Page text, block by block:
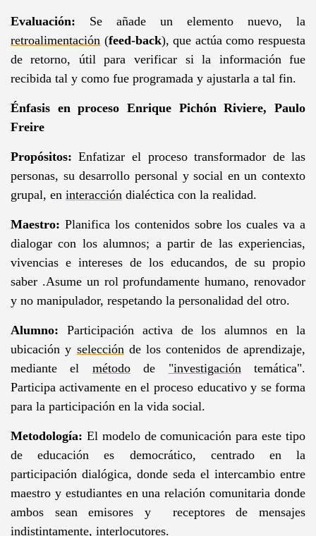
Evaluación: Se añade un elemento nuevo, la
retroalimentación(feed-back), que actúa como respuesta
de retorno, útil para verificar si la información fue
recibida tal y como fue programada y ajustarla a tal fin.
Énfasis en proceso Enrique Pichón Riviere, Paulo
Freire
Propósitos: Enfatizar el proceso transformador de las
personas, su desarrollo personal y social en un contexto
grupal, en interaccióndialéctica con la realidad.
Maestro: Planifica los contenidos sobre los cuales va a
dialogar con los alumnos; a partir de las experiencias,
vivencias e intereses de los educandos, de su propio
saber .Asume un rol profundamente humano, renovador
y no manipulador, respetando la personalidad del otro.
Alumno: Participación activa de los alumnos en la
ubicación y selecciónde los contenidos de aprendizaje,
mediante el métodode "investigacióntemática".
Participa activamente en el proceso educativo y se forma
para la participación en la vida social.
Metodología: El modelo de comunicación para este tipo
de educación es democrático, centrado en la
participación dialógica, donde seda el intercambio entre
maestro y estudiantes en una relación comunitaria donde
ambos sean emisores y receptores de mensajes
indistintamente, interlocutores.